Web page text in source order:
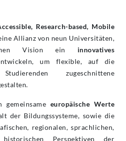
Research-based, Mobile
Allianz von neun Universitäten,
Vision ein innovatives
um flexible, auf die
zugeschnittene
gemeinsame europäische Werte
der Bildungssysteme, sowie die
regionalen, sprachlichen,
Perspektiven der